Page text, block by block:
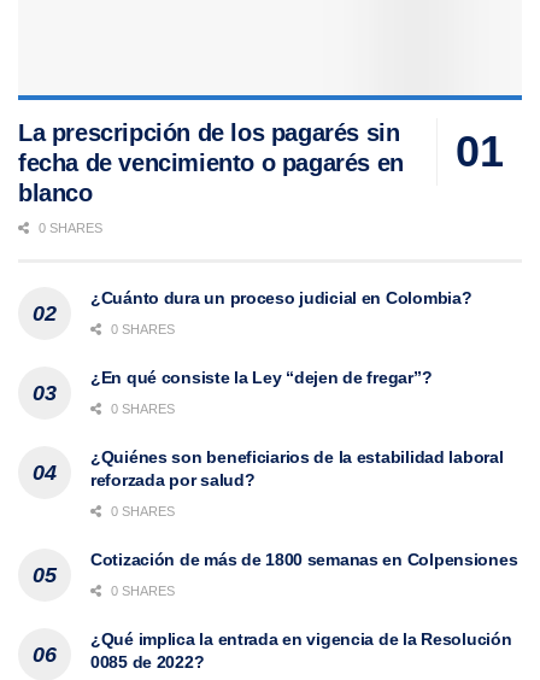
La prescripción de los pagarés sin
fecha de vencimiento o pagarés en
blanco
0 SHARES
¿Cuánto dura un proceso judicial en Colombia?
0 SHARES
¿En qué consiste la Ley “dejen de fregar”?
0 SHARES
¿Quiénes son beneficiarios de la estabilidad laboral
reforzada por salud?
0 SHARES
Cotización de más de 1800 semanas en Colpensiones
0 SHARES
¿Qué implica la entrada en vigencia de la Resolución
0085 de 2022?